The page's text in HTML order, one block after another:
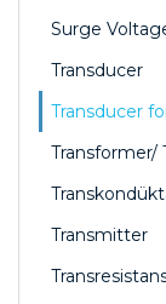
Surge
Transducer
Transducer
Transformer/
Transmitter